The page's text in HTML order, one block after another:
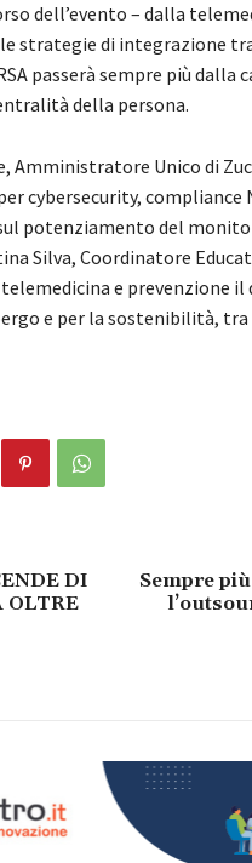
dell’evento – dalla
strategie di integrazione
passerà sempre più dalla
della persona.
Amministratore Unico di
cybersecurity, compliance
potenziamento del
Silva, Coordinatore
e prevenzione il
e per la sostenibilità, tra
DI
OLTRE
Sempre